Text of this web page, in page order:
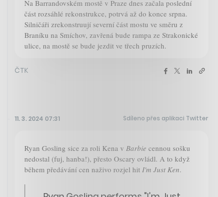
Na Barrandovském mostě v Praze dnes začala poslední
část rozsáhlé rekonstrukce, potrvá až do konce srpna.
Silničáři zrekonstruují severní část mostu ve směru z
Braníku na Smíchov, zavřená bude rampa ze Strakonické
ulice, na mostě se bude jezdit ve třech pruzích.
ČTK
11. 3. 2024 07:31 Sdíleno přes aplikaci Twitter
Ryan Gosling sice za roli Kena v Barbie cennou sošku
nedostal (fuj, hanba!), přesto Oscary ovládl. A to když
během předávání cen naživo rozjel hit I'm Just Ken.